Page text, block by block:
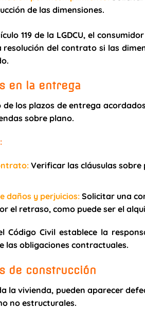
de las dimensiones.
119 de la LGDCU, el
resolución del contrato si las
en la entrega
de los plazos de entrega
sobre plano.
:Verificar las cláusulas sobre
daños y perjuicios:Solicitar una
el retraso, como puede ser el
Código Civil establece la
las obligaciones contractuales.
de construcción
la vivienda, pueden aparecer
no estructurales.